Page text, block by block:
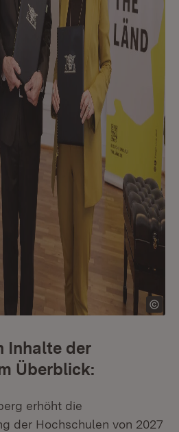
Inhalte der
Überblick:
erhöht die
der Hochschulen von 2027